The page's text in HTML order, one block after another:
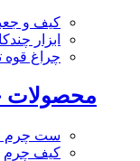
کیف و
ابزار
چراغ قوه
محصولات
ست چرم
کیف چرم